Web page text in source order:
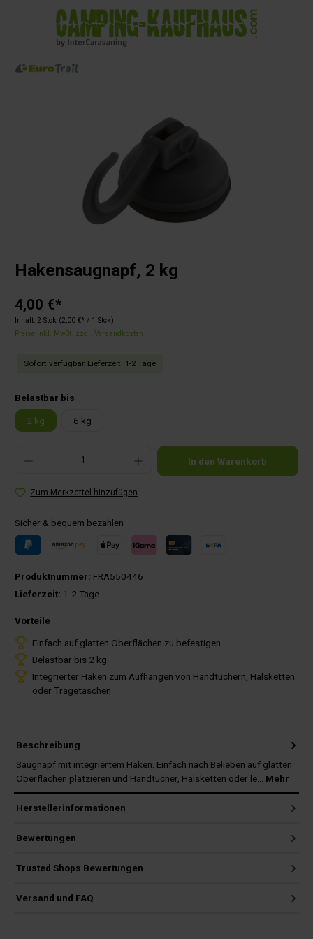
springen
Hakensaugnapf, 2 kg
4,00 €*
Inhalt: 2 Stck (2,00 €* / 1 Stck)
Preise inkl. MwSt. zzgl. Versandkosten
Sofort verfügbar, Lieferzeit: 1-2 Tage
Belastbar bis
2 kg 6 kg
Produkt Anzahl: Gib den gewünschten Wert ein oder benutze die Schaltflächen um die
In den Warenkorb
Zum Merkzettel hinzufügen
Sicher & bequem bezahlen
Produktnummer: FRA550446
Lieferzeit: 1-2 Tage
Vorteile
Einfach auf glatten Oberflächen zu befestigen
Belastbar bis 2 kg
Integrierter Haken zum Aufhängen von Handtüchern, Halsketten
oder Tragetaschen
Beschreibung
Saugnapf mit integriertem Haken. Einfach nach Belieben auf glatten
Oberflächen platzieren und Handtücher, Halsketten oder le… Mehr
Herstellerinformationen
Bewertungen
Trusted Shops Bewertungen
Versand und FAQ